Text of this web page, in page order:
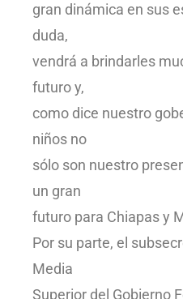
gran dinámica en sus
duda,
vendrá a brindarles
futuro y,
como dice nuestro
niños no
sólo son nuestro
un gran
futuro para Chiapas y
Por su parte, el
Media
Superior del Gobierno